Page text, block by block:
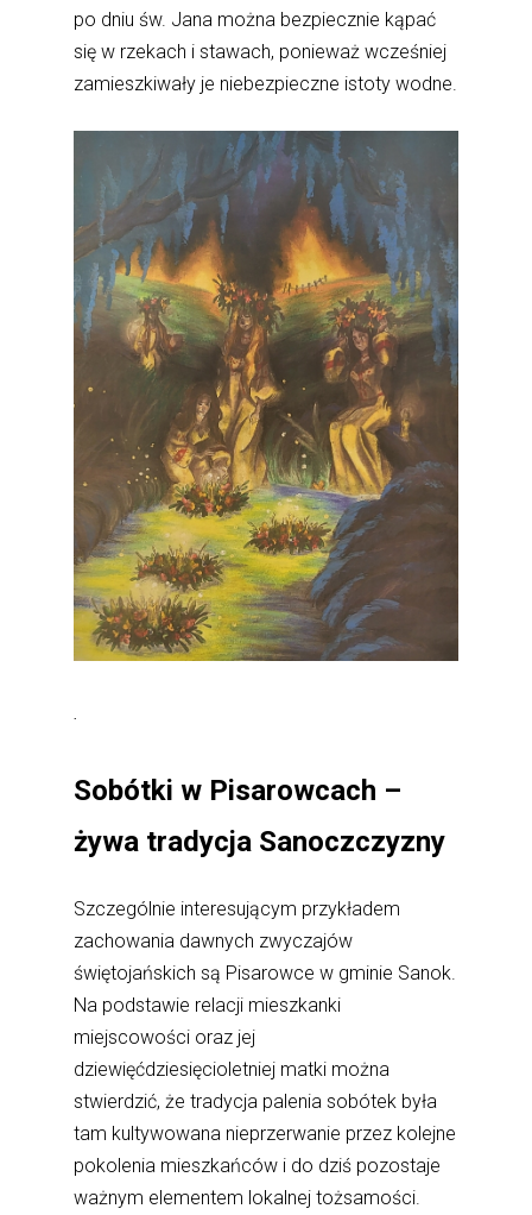
po dniu św. Jana można bezpiecznie kąpać
się w rzekach i stawach, ponieważ wcześniej
zamieszkiwały je niebezpieczne istoty wodne.
Sobótki w Pisarowcach –
żywa tradycja Sanoczczyzny
Szczególnie interesującym przykładem
zachowania dawnych zwyczajów
świętojańskich są Pisarowce w gminie Sanok.
Na podstawie relacji mieszkanki
miejscowości oraz jej
dziewięćdziesięcioletniej matki można
stwierdzić, że tradycja palenia sobótek była
tam kultywowana nieprzerwanie przez kolejne
pokolenia mieszkańców i do dziś pozostaje
ważnym elementem lokalnej tożsamości.